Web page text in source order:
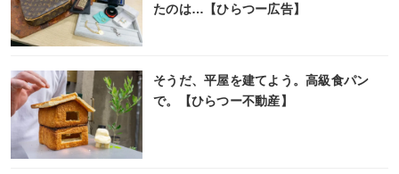
たのは…【ひらつー広告】
そうだ、平屋を建てよう。高級食パン
で。【ひらつー不動産】